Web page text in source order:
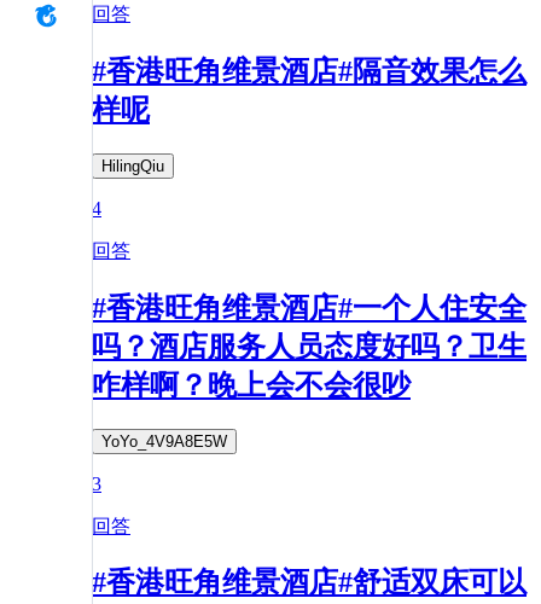
回答
#香港旺角维景酒店#隔音效果怎么
样呢
HilingQiu
4
回答
#香港旺角维景酒店#一个人住安全
吗？酒店服务人员态度好吗？卫生
咋样啊？晚上会不会很吵
YoYo_4V9A8E5W
3
回答
#香港旺角维景酒店#舒适双床可以